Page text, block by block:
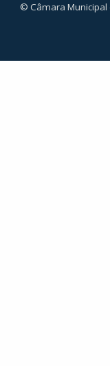
© Câmara Municipal